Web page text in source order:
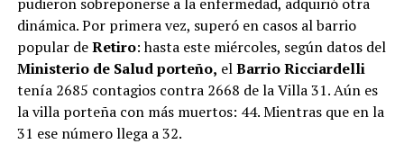
pudieron sobreponerse a la enfermedad, adquirió otra
dinámica. Por primera vez, superó en casos al barrio
popular deRetiro: hasta este miércoles, según datos del
Ministerio de Salud porteño, elBarrio Ricciardelli
tenía 2685 contagios contra 2668 de la Villa 31. Aún es
la villa porteña con más muertos: 44. Mientras que en la
31 ese número llega a 32.